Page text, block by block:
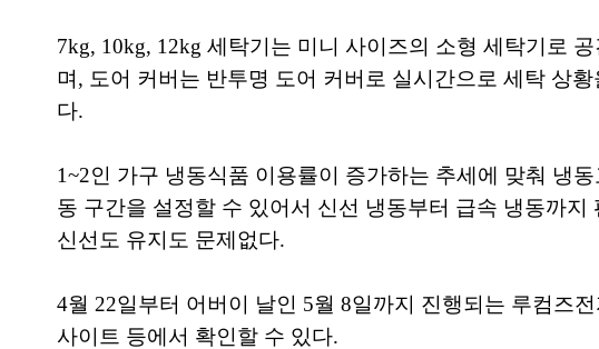
7kg, 10kg, 12kg 세탁기는 미니 사이즈의 소형 세탁기로
며, 도어 커버는 반투명 도어 커버로 실시간으로 세탁 상
다.
1~2인 가구 냉동식품 이용률이 증가하는 추세에 맞춰 냉
동 구간을 설정할 수 있어서 신선 냉동부터 급속 냉동까
신선도 유지도 문제없다.
4월 22일부터 어버이 날인 5월 8일까지 진행되는 루컴즈
사이트 등에서 확인할 수 있다.